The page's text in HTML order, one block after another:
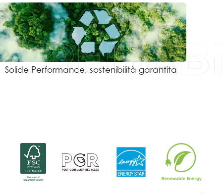
Solide Performance, sostenibilità garantita